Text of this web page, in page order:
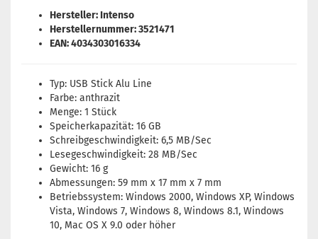
Hersteller: Intenso
Herstellernummer: 3521471
EAN: 4034303016334
Typ: USB Stick Alu Line
Farbe: anthrazit
Menge: 1 Stück
Speicherkapazität: 16 GB
Schreibgeschwindigkeit: 6,5 MB/Sec
Lesegeschwindigkeit: 28 MB/Sec
Gewicht: 16 g
Abmessungen: 59 mm x 17 mm x 7 mm
Betriebssystem: Windows 2000, Windows XP, Windows
Vista, Windows 7, Windows 8, Windows 8.1, Windows
10, Mac OS X 9.0 oder höher